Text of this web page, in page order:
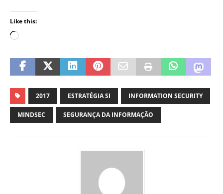
Like this:
2017 ESTRATÉGIA SI INFORMATION SECURITY
MINDSEC SEGURANÇA DA INFORMAÇÃO